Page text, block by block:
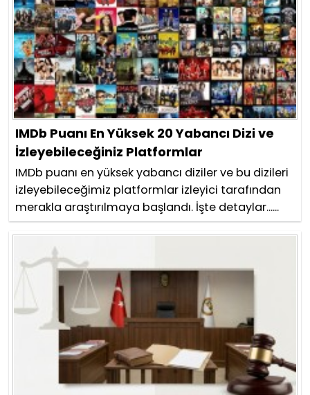
IMDb Puanı En Yüksek 20 Yabancı Dizi ve
İzleyebileceğiniz Platformlar
IMDb puanı en yüksek yabancı diziler ve bu dizileri
izleyebileceğimiz platformlar izleyici tarafından
merakla araştırılmaya başlandı. İşte detaylar......